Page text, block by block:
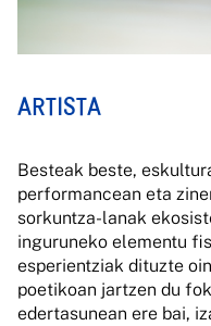
ARTISTA
Besteak beste,
performancean eta
sorkuntza-lanak
inguruneko elementu
esperientziak dituzte
poetikoan jartzen du
edertasunean ere bai,